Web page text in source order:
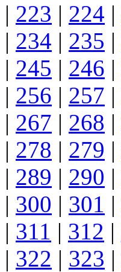
| 223 | 224 |
| 234 | 235 |
| 245 | 246 |
| 256 | 257 |
| 267 | 268 |
| 278 | 279 |
| 289 | 290 |
| 300 | 301 |
| 311 | 312 |
| 322 | 323 |